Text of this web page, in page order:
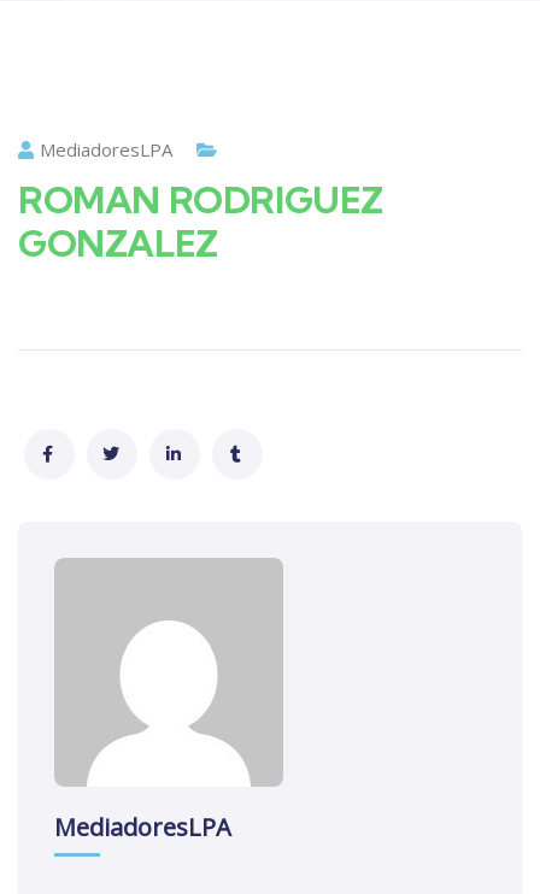
MediadoresLPA
ROMAN RODRIGUEZ
GONZALEZ
MediadoresLPA